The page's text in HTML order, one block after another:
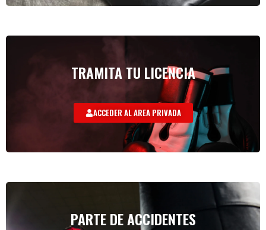
TRAMITA TU LICENCIA
ACCEDER AL AREA PRIVADA
PARTE DE ACCIDENTES